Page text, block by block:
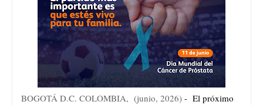
BOGOTÁ D.C. COLOMBIA, (junio, 2026) -  El próximo